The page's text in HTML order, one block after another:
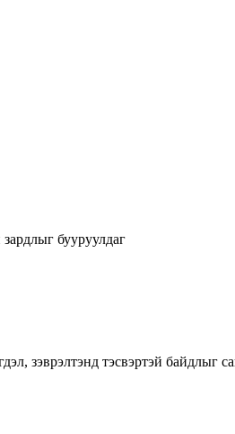
бууруулдаг
зэврэлтэнд тэсвэртэй байдлыг